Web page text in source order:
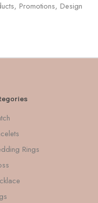
Promotions, Design
Rings